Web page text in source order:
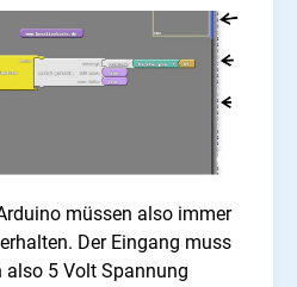
müssen also immer
Der Eingang muss
also 5 Volt Spannung